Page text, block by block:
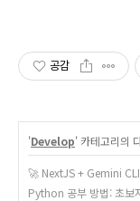
공감
'Develop' 카테고리의
🚀 NextJS + Gemini
Python 공부 방법: 초보